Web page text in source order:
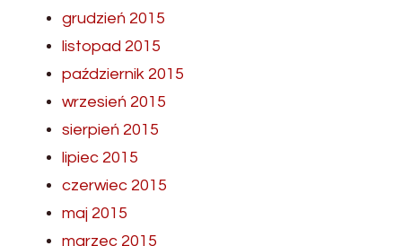
grudzień 2015
listopad 2015
październik 2015
wrzesień 2015
sierpień 2015
lipiec 2015
czerwiec 2015
maj 2015
marzec 2015